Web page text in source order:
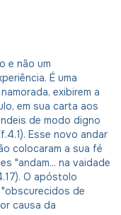
e não um
É uma
exibirem a
em sua carta aos
de modo digno
Esse novo andar
colocaram a sua fé
"andam... na vaidade
O apóstolo
de
causa da